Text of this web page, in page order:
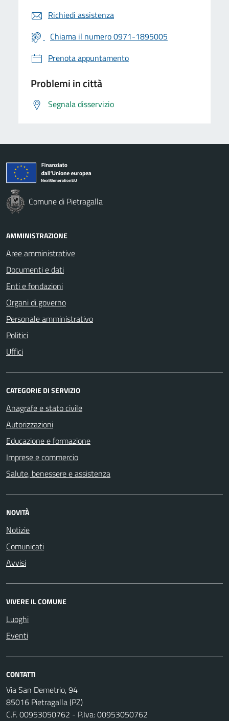
Richiedi assistenza
Chiama il numero 0971-1895005
Prenota appuntamento
Problemi in città
Segnala disservizio
Comune di Pietragalla
AMMINISTRAZIONE
Aree amministrative
Documenti e dati
Enti e fondazioni
Organi di governo
Personale amministrativo
Politici
Uffici
CATEGORIE DI SERVIZIO
Anagrafe e stato civile
Autorizzazioni
Educazione e formazione
Imprese e commercio
Salute, benessere e assistenza
NOVITÀ
Notizie
Comunicati
Avvisi
VIVERE IL COMUNE
Luoghi
Eventi
CONTATTI
Via San Demetrio, 94
85016 Pietragalla (PZ)
C.F. 00953050762 - P.Iva: 00953050762